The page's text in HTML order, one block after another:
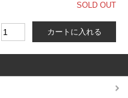
SOLD OUT